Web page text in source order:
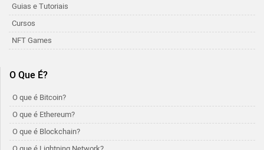
Guias e Tutoriais
Cursos
NFT Games
O Que É?
O que é Bitcoin?
O que é Ethereum?
O que é Blockchain?